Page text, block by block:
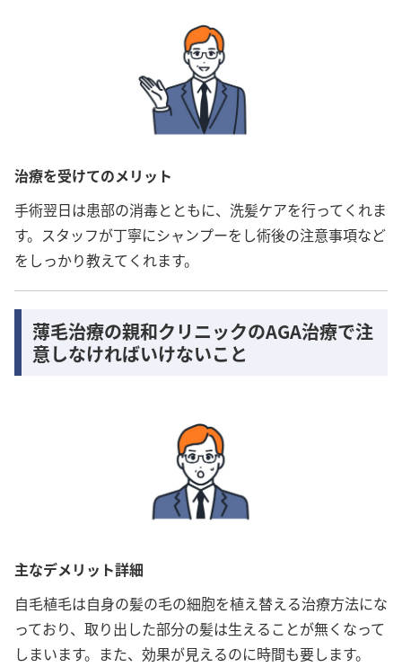
治療を受けてのメリット
手術翌日は患部の消毒とともに、洗髪ケアを行ってくれま
す。スタッフが丁寧にシャンプーをし術後の注意事項など
をしっかり教えてくれます。
薄毛治療の親和クリニックのAGA治療で注
意しなければいけないこと
主なデメリット詳細
自毛植毛は自身の髪の毛の細胞を植え替える治療方法にな
っており、取り出した部分の髪は生えることが無くなって
しまいます。また、効果が見えるのに時間も要します。